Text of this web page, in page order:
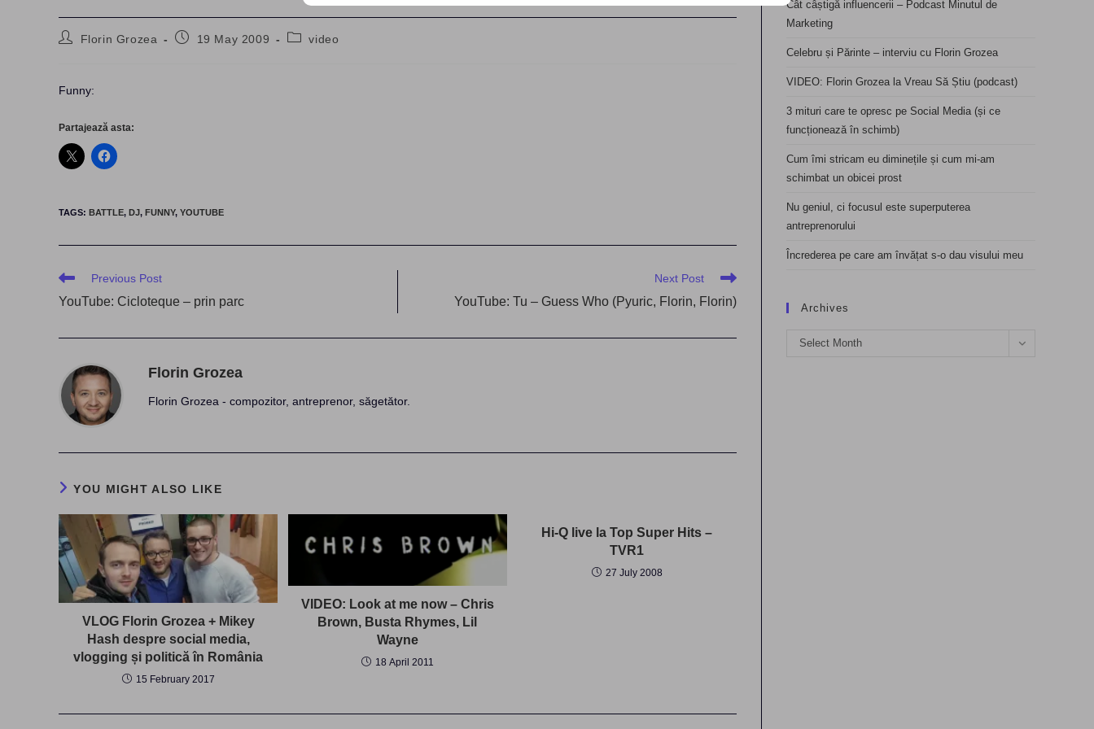
PostFlorin Grozea
Post19 May 2009
Postvideo
Funny:
Partajează asta:
TAGS: BATTLE, DJ, FUNNY, YOUTUBE
Read
articles
Previous Post
YouTube: Cicloteque – prin parc
Next Post
YouTube: Tu – Guess Who (Pyuric, Florin, Florin)
Florin Grozea
Florin Grozea - compozitor, antreprenor, săgetător.
YOU MIGHT ALSO LIKE
VLOG Florin Grozea + Mikey
Hash despre social media,
vlogging și politică în România
15 February 2017
VIDEO: Look at me now – Chris
Brown, Busta Rhymes, Lil
Wayne
18 April 2011
Hi-Q live la Top Super Hits –
TVR1
27 July 2008
Cât câștigă influencerii – Podcast Minutul de
Marketing
Celebru și Părinte – interviu cu Florin Grozea
VIDEO: Florin Grozea la Vreau Să Știu (podcast)
3 mituri care te opresc pe Social Media (și ce
funcționează în schimb)
Cum îmi stricam eu diminețile și cum mi-am
schimbat un obicei prost
Nu geniul, ci focusul este superputerea
antreprenorului
Încrederea pe care am învățat s-o dau visului meu
Archives
Archives
Select Month